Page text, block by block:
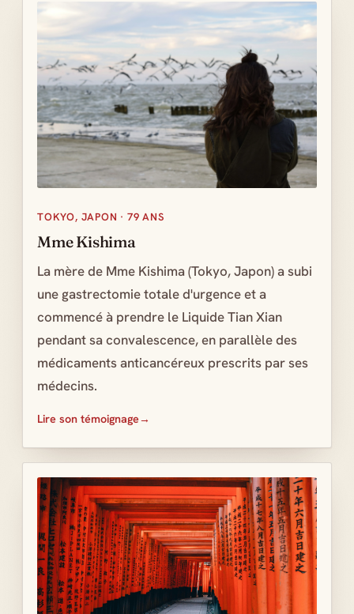
TOKYO, JAPON · 79 ANS
Mme Kishima
La mère de Mme Kishima (Tokyo, Japon) a subi
une gastrectomie totale d'urgence et a
commencé à prendre le Liquide Tian Xian
pendant sa convalescence, en parallèle des
médicaments anticancéreux prescrits par ses
médecins.
Lire son témoignage